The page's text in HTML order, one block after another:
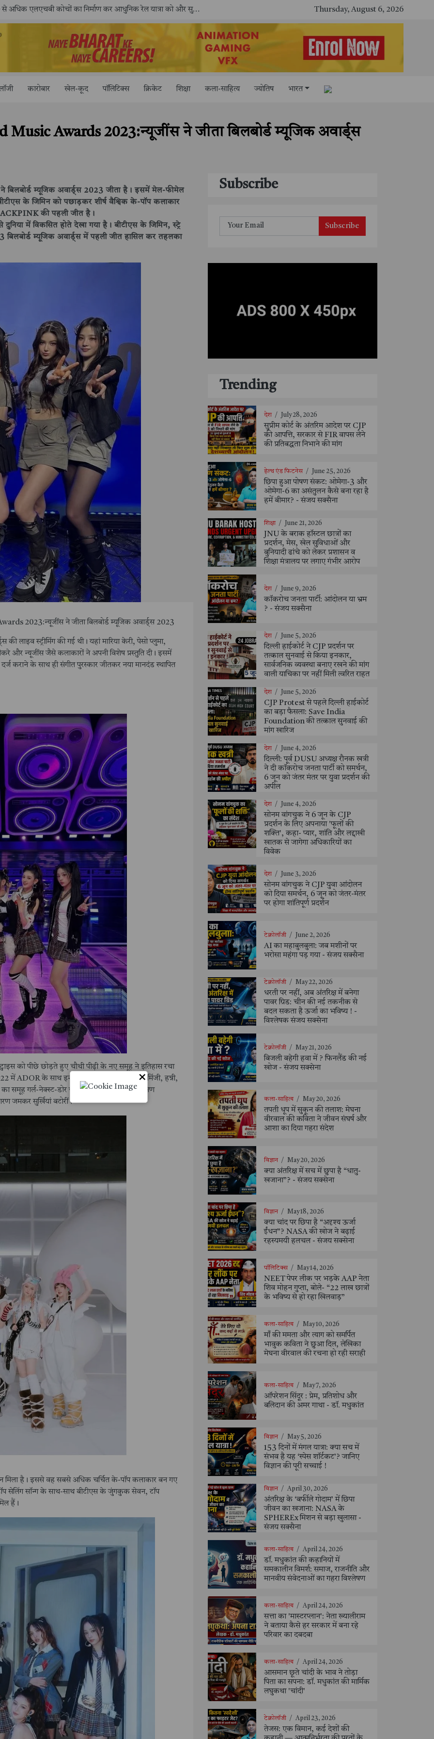
काशी तमिल संगमम् 4.0 में सीआईसीटी का स्टॉल बना तमिल भाषा और संस्कृति का केंद्र, ‘तमिल करकलाम’ से सीखना हुआ सरल Thursday, August 6, 2026
कारोबार खेल-कूद पॉलिटिक्स क्रिकेट शिक्षा कला-साहित्य ज्योतिष भारत
Awards 2023:न्यूजींस ने जीता बिलबोर्ड म्यूजिक अवार्ड्स
ने बिलबोर्ड म्यूजिक अवार्ड्स 2023 जीता है। इसमें मेल-फीमेल
के जिमिन को पछाड़कर शीर्ष वैश्विक के-पॉप कलाकार
की पहली जीत है।
में विकसित होते देखा गया है। बीटीएस के जिमिन, स्ट्रे
म्यूजिक अवार्ड्स में पहली जीत हासिल कर तहलका
2023:न्यूजींस ने जीता बिलबोर्ड म्यूजिक अवार्ड्स 2023
लाइव स्ट्रीमिंग की गई थी। यहां मारिया केरी, पेसो प्लुमा,
और न्यूजींस जैसे कलाकारों ने अपनी विशेष प्रस्तुति दी। इसमें
कराने के साथ ही संगीत पुरस्कार जीतकर नया मानदंड स्थापित
को पीछे छोड़ते हुए चौथी पीढ़ी के नए समूह ने इतिहास रचा
में ADOR के साथ इन्होंने अपनी शुरुआत की थी। मिंजी, हन्नी,
समूह गर्ल-नेक्स्ट-डोर छवि के लिए लोकप्रिय हैं। दक्षिण
जमकर सुर्खियां बटोरीं।
मिला है। इससे वह सबसे अधिक चर्चित के-पॉप कलाकार बन गए
सेलिंग सॉन्ग के साथ-साथ बीटीएस के जुंगकुक सेवन, टॉप
हैं।
Subscribe
Subscribe
Trending
देश / July 28, 2026
सुप्रीम कोर्ट के अंतरिम आदेश पर CJP
की आपत्ति, सरकार से FIR वापस लेने
की प्रतिबद्धता निभाने की मांग
हेल्थ एंड फिटनेस / June 25, 2026
छिपा हुआ पोषण संकट: ओमेगा-3 और
ओमेगा-6 का असंतुलन कैसे बना रहा है
हमें बीमार? - संजय सक्सैना
शिक्षा / June 21, 2026
JNU के बराक हॉस्टल छात्रों का
प्रदर्शन, मेस, खेल सुविधाओं और
बुनियादी ढांचे को लेकर प्रशासन व
शिक्षा मंत्रालय पर लगाए गंभीर आरोप
देश / June 9, 2026
कॉकरोच जनता पार्टी: आंदोलन या भ्रम
? - संजय सक्सैना
देश / June 5, 2026
दिल्ली हाईकोर्ट ने CJP प्रदर्शन पर
तत्काल सुनवाई से किया इनकार,
सार्वजनिक व्यवस्था बनाए रखने की मांग
वाली याचिका पर नहीं मिली त्वरित राहत
देश / June 5, 2026
CJP Protest से पहले दिल्ली हाईकोर्ट
का बड़ा फैसला: Save India
Foundation की तत्काल सुनवाई की
मांग खारिज
देश / June 4, 2026
दिल्ली: पूर्व DUSU अध्यक्ष रौनक खत्री
ने दी कॉकरोच जनता पार्टी को समर्थन,
6 जून को जंतर मंतर पर युवा प्रदर्शन की
अपील
देश / June 4, 2026
सोनम वांगचुक ने 6 जून के CJP
प्रदर्शन के लिए अपनाया 'फूलों की
शक्ति', कहा- प्यार, शांति और लद्दाखी
खातक से जागेगा अधिकारियों का
विवेक
देश / June 3, 2026
सोनम वांगचुक ने CJP युवा आंदोलन
को दिया समर्थन, 6 जून को जंतर-मंतर
पर होगा शांतिपूर्ण प्रदर्शन
टेक्नोलॉजी / June 2, 2026
AI का महाबुलबुला: जब मशीनों पर
भरोसा महंगा पड़ गया - संजय सक्सैना
टेक्नोलॉजी / May 22, 2026
धरती पर नहीं, अब अंतरिक्ष में बनेगा
पावर ग्रिड: चीन की नई तकनीक से
बदल सकता है ऊर्जा का भविष्य ! -
विश्लेषक संजय सक्सेना
टेक्नोलॉजी / May 21, 2026
बिजली बहेगी हवा में ? फिनलैंड की नई
खोज - संजय सक्सेना
कला-साहित्य / May 20, 2026
तपती धूप में सुकून की तलाश: मेघना
वीरवाल की कविता ने जीवन संघर्ष और
आशा का दिया गहरा संदेश
विज्ञान / May 20, 2026
क्या अंतरिक्ष में सच में छुपा है “धातु-
खजाना”? - संजय सक्सेना
विज्ञान / May 18, 2026
क्या चांद पर छिपा है “अदृश्य ऊर्जा
ईंधन”? NASA की खोज ने बढ़ाई
रहस्यमयी हलचल - संजय सक्सेना
पॉलिटिक्स / May 14, 2026
NEET पेपर लीक पर भड़के AAP नेता
शिव मोहन गुप्ता, बोले- “22 लाख छात्रों
के भविष्य से हो रहा खिलवाड़”
कला-साहित्य / May 10, 2026
माँ की ममता और त्याग को समर्पित
भावुक कविता ने छुआ दिल, लेखिका
मेघना वीरवाल की रचना हो रही सराही
कला-साहित्य / May 7, 2026
ऑपरेशन सिंदूर : प्रेम, प्रतिशोध और
बलिदान की अमर गाथा - डॉ. मधुकांत
विज्ञान / May 5, 2026
153 दिनों में मंगल यात्रा: क्या सच में
संभव है यह ‘स्पेस शॉर्टकट’? जानिए
विज्ञान की पूरी सच्चाई !
विज्ञान / April 30, 2026
अंतरिक्ष के ‘बर्फीले गोदाम’ में छिपा
जीवन का खजाना: NASA के
SPHEREx मिशन से बड़ा खुलासा -
संजय सक्सैना
कला-साहित्य / April 24, 2026
डॉ. मधुकांत की कहानियों में
समकालीन विमर्श: समाज, राजनीति और
मानवीय संवेदनाओं का गहरा विश्लेषण
कला-साहित्य / April 24, 2026
सत्ता का 'मास्टरप्लान': नेता ख्यालीराम
ने बताया कैसे हर सरकार में बना रहे
परिवार का दबदबा
कला-साहित्य / April 24, 2026
आसमान छूते चांदी के भाव ने तोड़ा
पिता का सपना: डॉ. मधुकांत की मार्मिक
लघुकथा 'चांदी'
टेक्नोलॉजी / April 23, 2026
तेजस: एक विमान, कई देशों की
×